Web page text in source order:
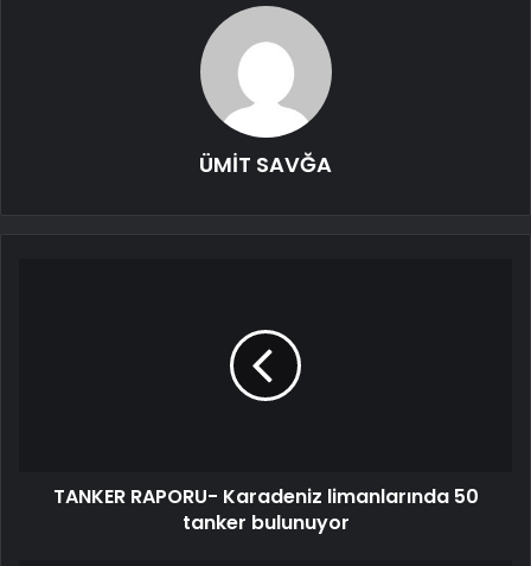
ÜMİT SAVĞA
TANKER RAPORU- Karadeniz limanlarında 50
tanker bulunuyor